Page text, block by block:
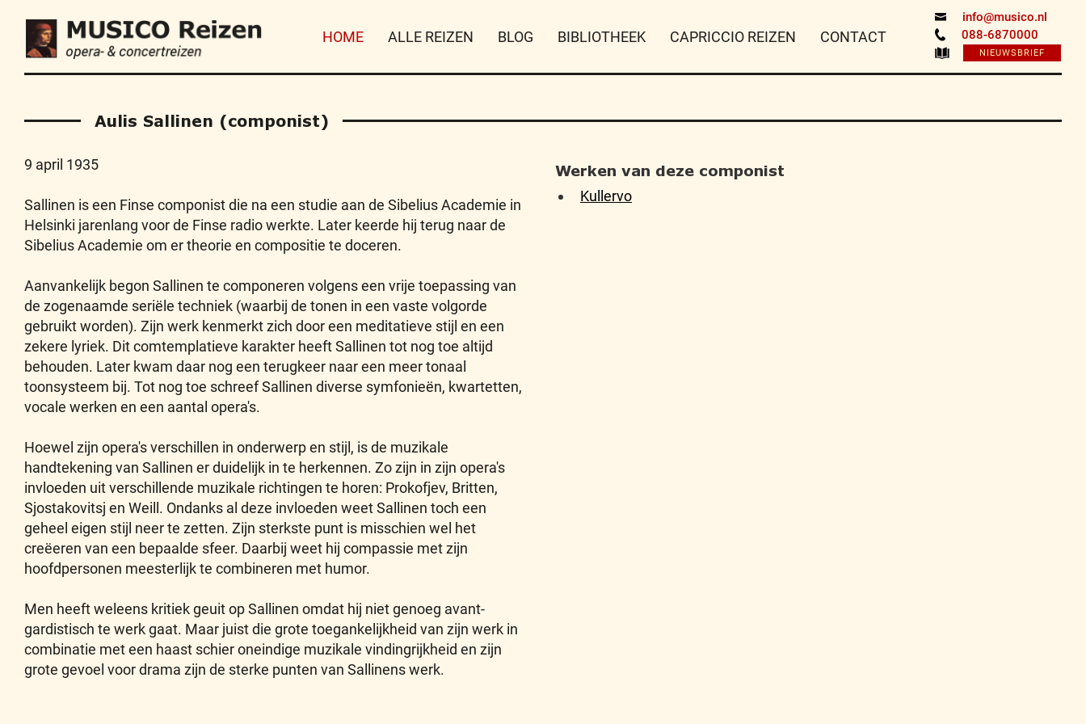
info@musico.nl
088-6870000
NIEUWSBRIEF
HOME ALLE REIZEN BLOG BIBLIOTHEEK CAPRICCIO REIZEN CONTACT
Aulis Sallinen (componist)
9 april 1935
Sallinen is een Finse componist die na een studie aan de Sibelius Academie in
Helsinki jarenlang voor de Finse radio werkte. Later keerde hij terug naar de
Sibelius Academie om er theorie en compositie te doceren.
Aanvankelijk begon Sallinen te componeren volgens een vrije toepassing van
de zogenaamde seriële techniek (waarbij de tonen in een vaste volgorde
gebruikt worden). Zijn werk kenmerkt zich door een meditatieve stijl en een
zekere lyriek. Dit comtemplatieve karakter heeft Sallinen tot nog toe altijd
behouden. Later kwam daar nog een terugkeer naar een meer tonaal
toonsysteem bij. Tot nog toe schreef Sallinen diverse symfonieën, kwartetten,
vocale werken en een aantal opera's.
Hoewel zijn opera's verschillen in onderwerp en stijl, is de muzikale
handtekening van Sallinen er duidelijk in te herkennen. Zo zijn in zijn opera's
invloeden uit verschillende muzikale richtingen te horen: Prokofjev, Britten,
Sjostakovitsj en Weill. Ondanks al deze invloeden weet Sallinen toch een
geheel eigen stijl neer te zetten. Zijn sterkste punt is misschien wel het
creëeren van een bepaalde sfeer. Daarbij weet hij compassie met zijn
hoofdpersonen meesterlijk te combineren met humor.
Men heeft weleens kritiek geuit op Sallinen omdat hij niet genoeg avant-
gardistisch te werk gaat. Maar juist die grote toegankelijkheid van zijn werk in
combinatie met een haast schier oneindige muzikale vindingrijkheid en zijn
grote gevoel voor drama zijn de sterke punten van Sallinens werk.
Werken van deze componist
Kullervo